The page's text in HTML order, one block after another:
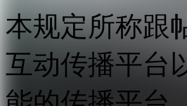
本规定所称跟
互动传播平台